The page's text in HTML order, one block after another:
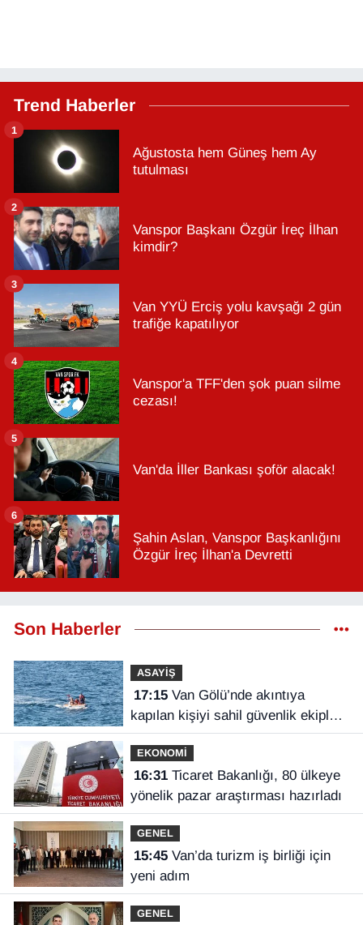
Trend Haberler
Ağustosta hem Güneş hem Ay
tutulması
1
Vanspor Başkanı Özgür İreç İlhan
kimdir?
2
Van YYÜ Erciş yolu kavşağı 2 gün
trafiğe kapatılıyor
3
Vanspor'a TFF'den şok puan silme
cezası!
4
Van'da İller Bankası şoför alacak!
5
Şahin Aslan, Vanspor Başkanlığını
Özgür İreç İlhan'a Devretti
6
Son Haberler
ASAYİŞ
17:15Van Gölü’nde akıntıya
kapılan kişiyi sahil güvenlik ekipleri
kurtardı
EKONOMİ
16:31Ticaret Bakanlığı, 80 ülkeye
yönelik pazar araştırması hazırladı
GENEL
15:45Van’da turizm iş birliği için
yeni adım
GENEL